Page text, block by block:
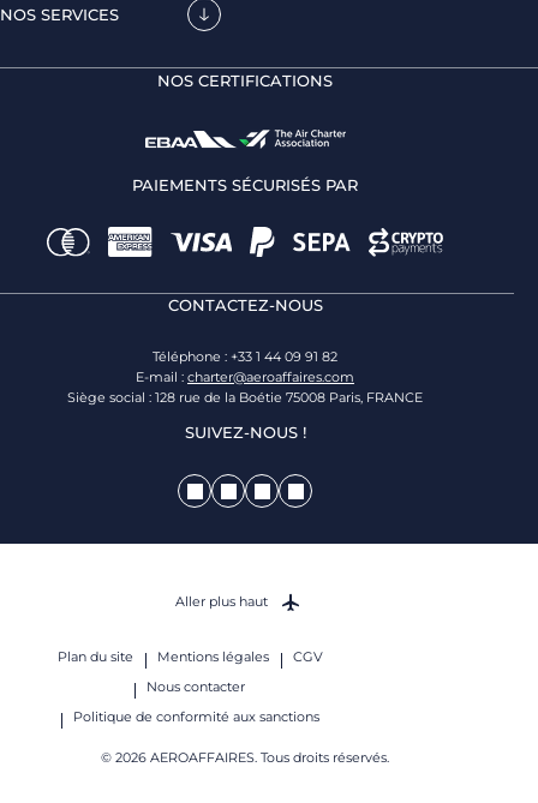
NOS SERVICES
NOS CERTIFICATIONS
PAIEMENTS SÉCURISÉS PAR
CONTACTEZ-NOUS
Téléphone : +33 1 44 09 91 82
E-mail : charter@aeroaffaires.com
Siège social : 128 rue de la Boétie 75008 Paris, FRANCE
SUIVEZ-NOUS !
Plan du site Mentions légales
CGV
Nous contacter
Politique de conformité aux sanctions
© 2026 AEROAFFAIRES. Tous droits réservés.
Aller plus haut